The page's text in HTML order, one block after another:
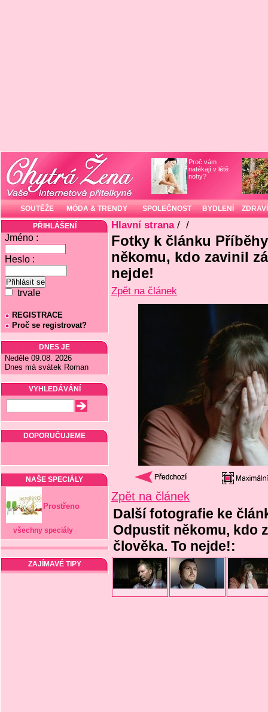
Proč vám
natékají v létě
nohy?
SOUTĚŽE MÓDA & TRENDY SPOLEČNOST BYDLENÍ ZDRAVÍ
PŘIHLÁŠENÍ
Jméno :
Heslo :
trvale
REGISTRACE
Proč se registrovat?
DNES JE
Neděle 09.08. 2026
Dnes má svátek Roman
VYHLEDÁVÁNÍ
DOPORUČUJEME
NAŠE SPECIÁLY
Prostřeno
všechny speciály
ZAJÍMAVÉ TIPY
Hlavní strana/ /
Fotky k článku
někomu, kdo zavinil
nejde!
Zpět na článek
Zpět na článek
Další fotografie ke
Odpustit někomu, kdo
člověka. To nejde!: